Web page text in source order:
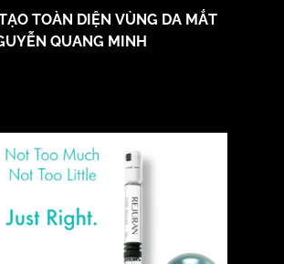
TOÀN DIỆN VÙNG DA MẮT
QUANG MINH